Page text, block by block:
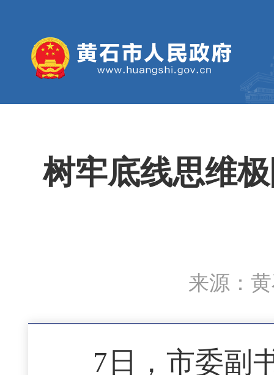
树牢底线思维
来源：
7日，市委副